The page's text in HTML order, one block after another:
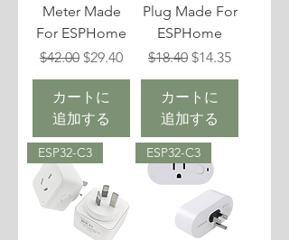
Meter Made
For ESPHome
通常価格
$42.00 セール価格
$29.40
カートに
追加する
Plug Made For
ESPHome
通常価格
$18.40 セール価格
$14.35
カートに
追加する
ESP32-C3 ESP32-C3